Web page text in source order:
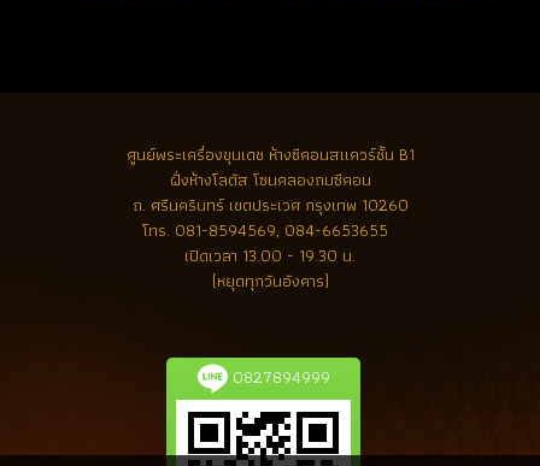
ศูนย์พระเครื่องขุนเดช ห้างซีคอนสแควร์ชั้น B1
ฝั่งห้างโลตัส โซนคลองถมซีคอน
ถ. ศรีนครินทร์ เขตประเวศ กรุงเทพ 10260
โทร. 081-8594569, 084-6653655
เปิดเวลา 13.00 - 19.30 น.
(หยุดทุกวันอังคาร)
0827894999